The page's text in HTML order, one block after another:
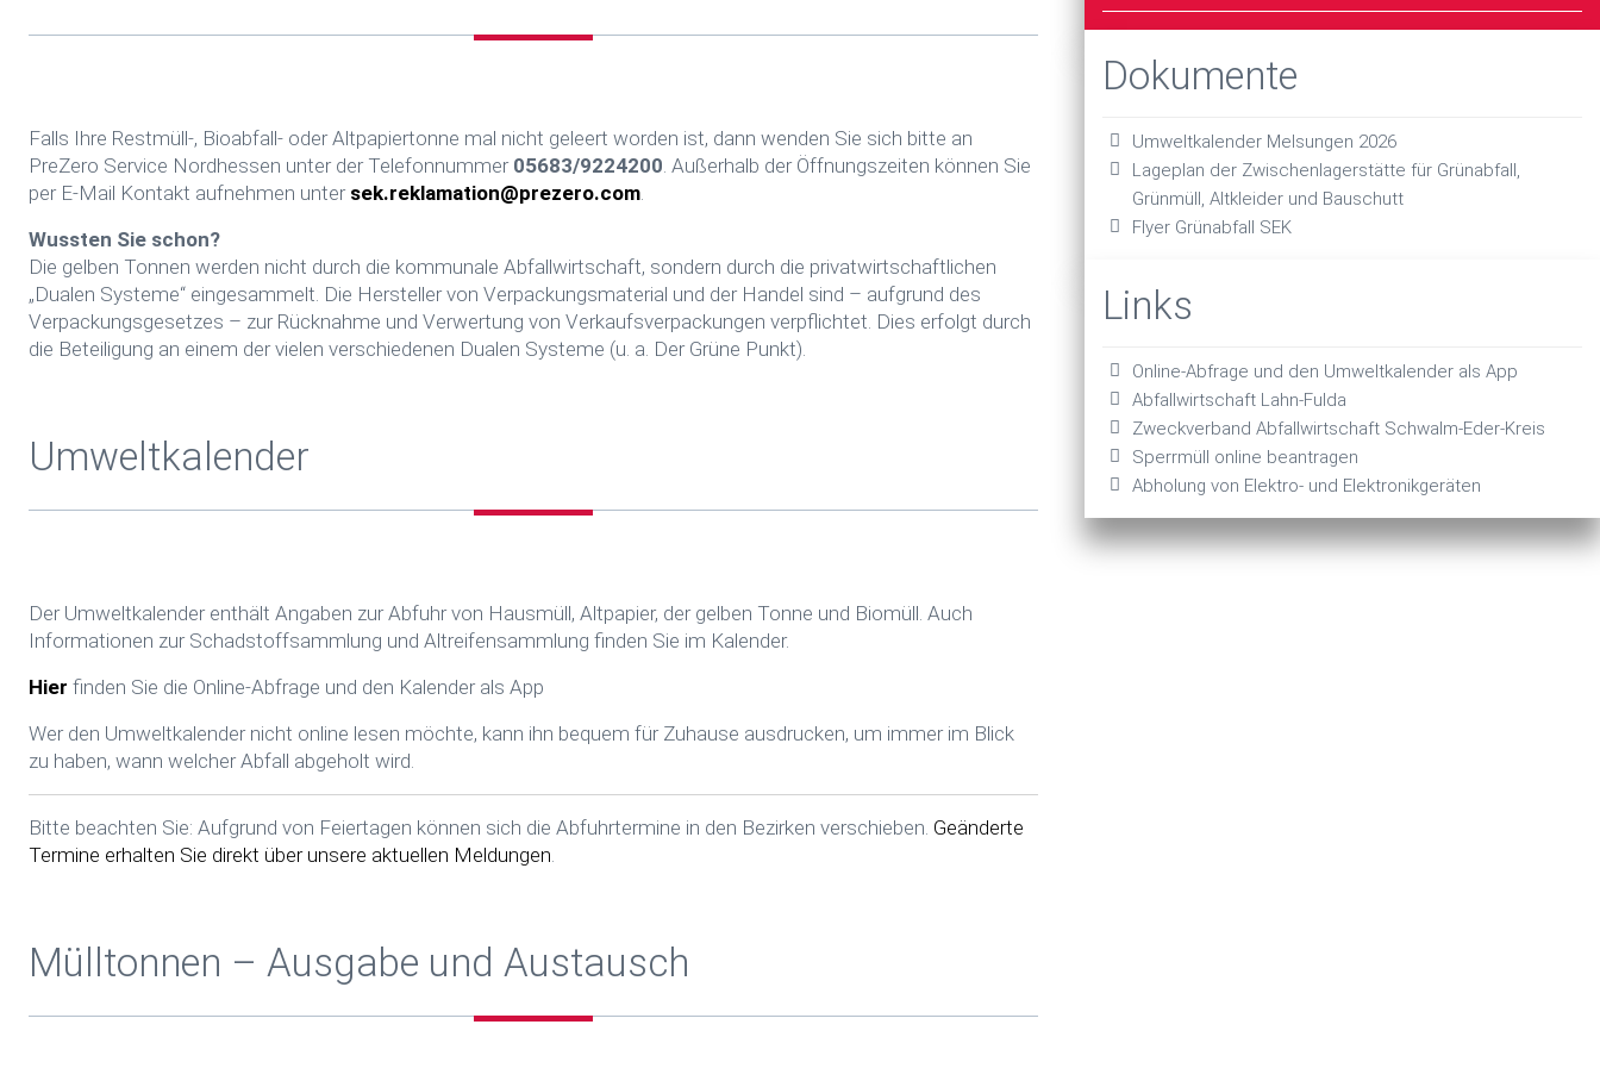
Falls Ihre Restmüll-, Bioabfall- oder Altpapiertonne mal nicht geleert worden ist, dann wenden Sie sich bitte an
PreZero Service Nordhessen unter der Telefonnummer 05683/9224200. Außerhalb der Öffnungszeiten können Sie
per E-Mail Kontakt aufnehmen unter sek.reklamation@prezero.com.
Wussten Sie schon?
Die gelben Tonnen werden nicht durch die kommunale Abfallwirtschaft, sondern durch die privatwirtschaftlichen
„Dualen Systeme“ eingesammelt. Die Hersteller von Verpackungsmaterial und der Handel sind – aufgrund des
Verpackungsgesetzes – zur Rücknahme und Verwertung von Verkaufsverpackungen verpflichtet. Dies erfolgt durch
die Beteiligung an einem der vielen verschiedenen Dualen Systeme (u. a. Der Grüne Punkt).
Umweltkalender
Der Umweltkalender enthält Angaben zur Abfuhr von Hausmüll, Altpapier, der gelben Tonne und Biomüll. Auch
Informationen zur Schadstoffsammlung und Altreifensammlung finden Sie im Kalender.
Hier finden Sie die Online-Abfrage und den Kalender als App
Wer den Umweltkalender nicht online lesen möchte, kann ihn bequem für Zuhause ausdrucken, um immer im Blick
zu haben, wann welcher Abfall abgeholt wird.
Bitte beachten Sie: Aufgrund von Feiertagen können sich die Abfuhrtermine in den Bezirken verschieben. Geänderte
Termine erhalten Sie direkt über unsere aktuellen Meldungen.
Mülltonnen – Ausgabe und Austausch
Dokumente
Umweltkalender Melsungen 2026
Lageplan der Zwischenlagerstätte für Grünabfall,
Grünmüll, Altkleider und Bauschutt
Flyer Grünabfall SEK
Links
Online-Abfrage und den Umweltkalender als App
Abfallwirtschaft Lahn-Fulda
Zweckverband Abfallwirtschaft Schwalm-Eder-Kreis
Sperrmüll online beantragen
Abholung von Elektro- und Elektronikgeräten